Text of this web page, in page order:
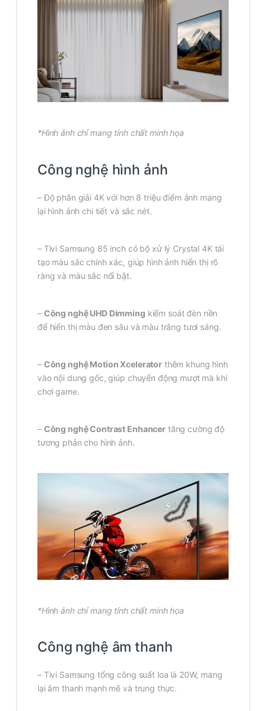
*Hình ảnh chỉ mang tính chất minh họa
Công nghệ hình ảnh
– Độ phân giải 4K với hơn 8 triệu điểm ảnh mang
lại hình ảnh chi tiết và sắc nét.
– Tivi Samsung 85 inch có bộ xử lý Crystal 4K tái
tạo màu sắc chính xác, giúp hình ảnh hiển thị rõ
ràng và màu sắc nổi bật.
– Công nghệ UHD Dimming kiểm soát đèn nền
để hiển thị màu đen sâu và màu trắng tươi sáng.
– Công nghệ Motion Xceleratorthêm khung hình
vào nội dung gốc, giúp chuyển động mượt mà khi
chơi game.
– Công nghệ Contrast Enhancertăng cường độ
tương phản cho hình ảnh.
*Hình ảnh chỉ mang tính chất minh họa
Công nghệ âm thanh
– Tivi Samsung tổng công suất loa là 20W, mang
lại âm thanh mạnh mẽ và trung thực.